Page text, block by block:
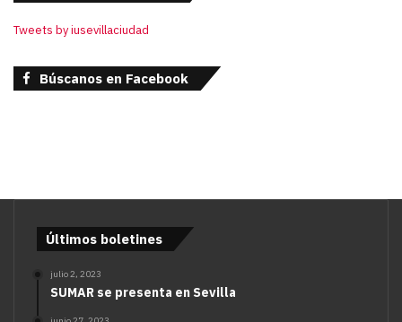
Tweets by iusevillaciudad
Búscanos en Facebook
Últimos boletines
julio 2, 2023
SUMAR se presenta en Sevilla